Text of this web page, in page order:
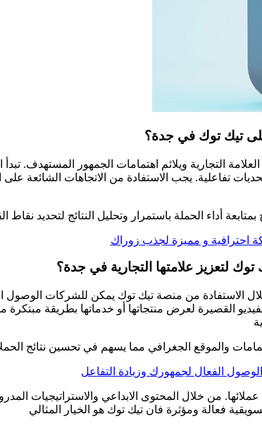
تيك توك في جدة؟
التجارية ويلائم اهتمامات الجمهور المستهدف. تبدأ
تفاعلية. يجب الاستفادة من الاتجاهات الشائعة
أداء الحملة باستمرار وتحليل النتائج لتحديد نقاط
و مميزة لجذب زوراك
لتعزيز علامتها التجارية في جدة؟
الاستفادة من منصة تيك توك يمكن للشركات
القصيرة لعرض منتجاتها أو خدماتها بطريقة مبتكرة
والموقع الجغرافي مما يسهم في تحسين نتائج
الفعال لجمهورك وزيادة التفاعل
من خلال المحتوى الابداعي والاستراتيجيات
فعالة ومؤثرة فان تيك توك هو الخيار المثالي